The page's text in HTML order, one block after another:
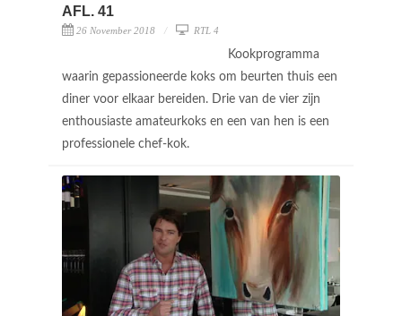
AFL. 41
26 November 2018 RTL 4
Kookprogramma
waarin gepassioneerde koks om beurten thuis een
diner voor elkaar bereiden. Drie van de vier zijn
enthousiaste amateurkoks en een van hen is een
professionele chef-kok.